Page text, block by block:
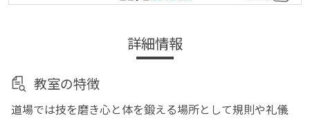
詳細情報
教室の特徴
道場では技を磨き心と体を鍛える場所として規則や礼儀